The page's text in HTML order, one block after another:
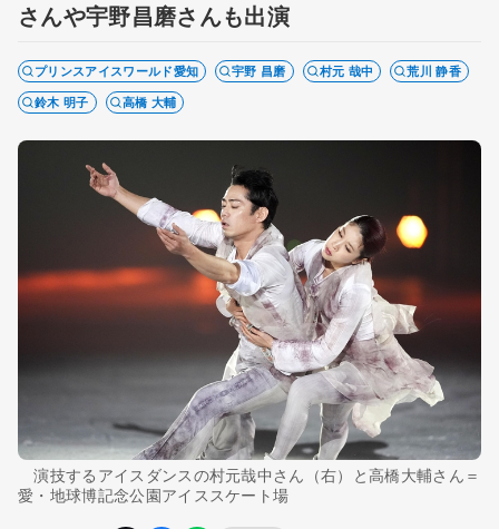
さんや宇野昌磨さんも出演
プリンスアイスワールド愛知 宇野 昌磨 村元 哉中
荒川 静香
鈴木 明子
高橋 大輔
演技するアイスダンスの村元哉中さん（右）と高橋大輔さん＝
愛・地球博記念公園アイススケート場